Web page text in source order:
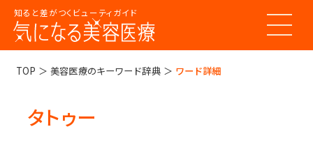
知ると差がつくビューティガイド
トップページ
美容医療ってなんだろう？
TOP 美容医療のキーワード辞典 ワード詳細
タトゥー